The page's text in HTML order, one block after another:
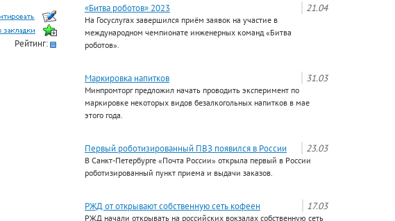
Рейтинг:
21.04
«Битва роботов» 2023
На Госуслугах завершился приём заявок на участие в
международном чемпионате инженерных команд «Битва
роботов».
31.03
Маркировка напитков
Минпромторг предложил начать проводить эксперимент по
маркировке некоторых видов безалкогольных напитков в мае
этого года.
23.03
Первый роботизированный ПВЗ появился в России
В Санкт-Петербурге «Почта России» открыла первый в России
роботизированный пункт приема и выдачи заказов.
17.03
РЖД от открывают собственную сеть кофеен
РЖД начали открывать на российских вокзалах собственную сеть